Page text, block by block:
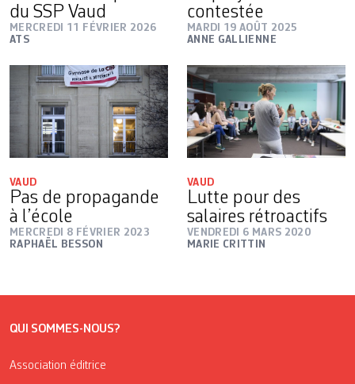
du SSP Vaud
MERCREDI 11 FÉVRIER 2026
ATS
contestée
MARDI 19 AOÛT 2025
ANNE GALLIENNE
VAUD
Pas de propagande
à l’école
MERCREDI 8 FÉVRIER 2023
RAPHAËL BESSON
VAUD
Lutte pour des
salaires rétro­actifs
VENDREDI 6 MARS 2020
MARIE CRITTIN
QUI SOMMES-NOUS?
Association éditrice